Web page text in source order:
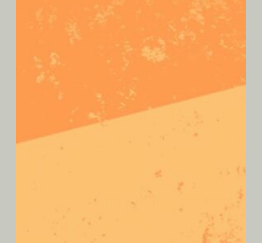
Oracle des Mondes Oniriques
ensembles : 22 cartes d’enseignement de rêves et 30
cartes d’enseignement divinatoires. Les cartes
d’enseignement de rêves se rapportent aux songes les plus
courants. Les cartes d’enseignement divinatoires vous
aident à les comprendre, à interpréter leurs symboles, pour
mieux vous connaître et affirmer votre véritable
personnalité. Les symboles oniriques sont les messagers
de vos désirs intimes : écoutez-les, faites-leur confiance,